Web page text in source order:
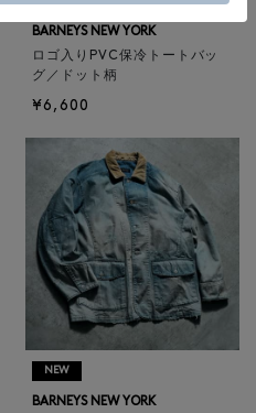
BARNEYS NEW YORK
ロゴ入りPVC保冷トートバッ
グ／ドット柄
¥6,600
NEW
BARNEYS NEW YORK